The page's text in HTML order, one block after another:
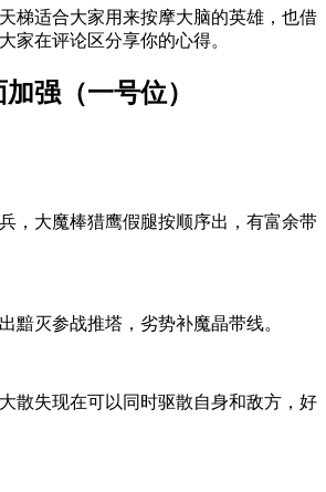
梯适合大家用来按摩大脑的英雄，也借
家在评论区分享你的心得。
强（一号位）
，大魔棒猎鹰假腿按顺序出，有富余带
黯灭参战推塔，劣势补魔晶带线。
散失现在可以同时驱散自身和敌方，好